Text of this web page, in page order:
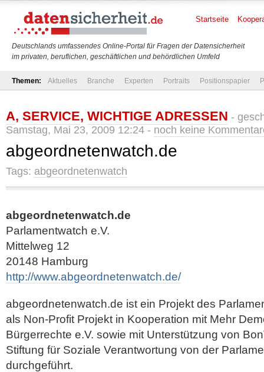
Deutschlands umfassendes Online-Portal für Fragen der Datensicherheit
im privaten, beruflichen, geschäftlichen und behördlichen Umfeld
Startseite
Themen: Aktuelles Branche Experten Portraits Positionspapier
A, SERVICE, WICHTIGE ADRESSEN -
Samstag, Mai 23, 2009 12:24 - noch keine
abgeordnetenwatch.de
Tags: abgeordnetenwatch
abgeordnetenwatch.de
Parlamentwatch e.V.
Mittelweg 12
20148 Hamburg
http://www.abgeordnetenwatch.de/
abgeordnetenwatch.de ist ein Projekt des
als Non-Profit Projekt in Kooperation mit Mehr
Bürgerrechte e.V. sowie mit Unterstützung von
Stiftung für Soziale Verantwortung von der
durchgeführt.